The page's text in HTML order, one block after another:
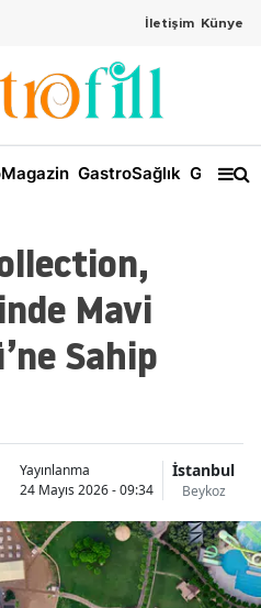
İletişim Künye
GastroSağlık
Mavi
Sahip
Yayınlanma
24 Mayıs 2026 - 09:34
İstanbul
Beykoz